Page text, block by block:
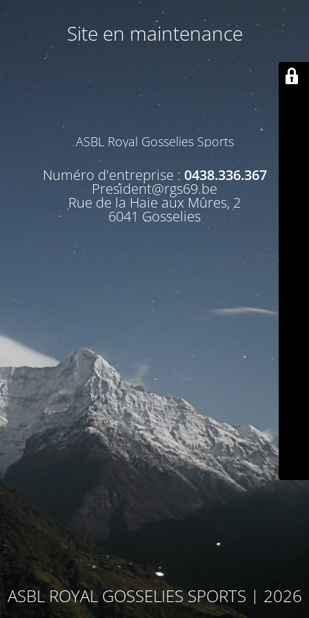
Site en maintenance
ASBL Royal Gosselies Sports
Numéro d'entreprise : 0438.336.367
President@rgs69.be
Rue de la Haie aux Mûres, 2
6041 Gosselies
ASBL ROYAL GOSSELIES SPORTS | 2026